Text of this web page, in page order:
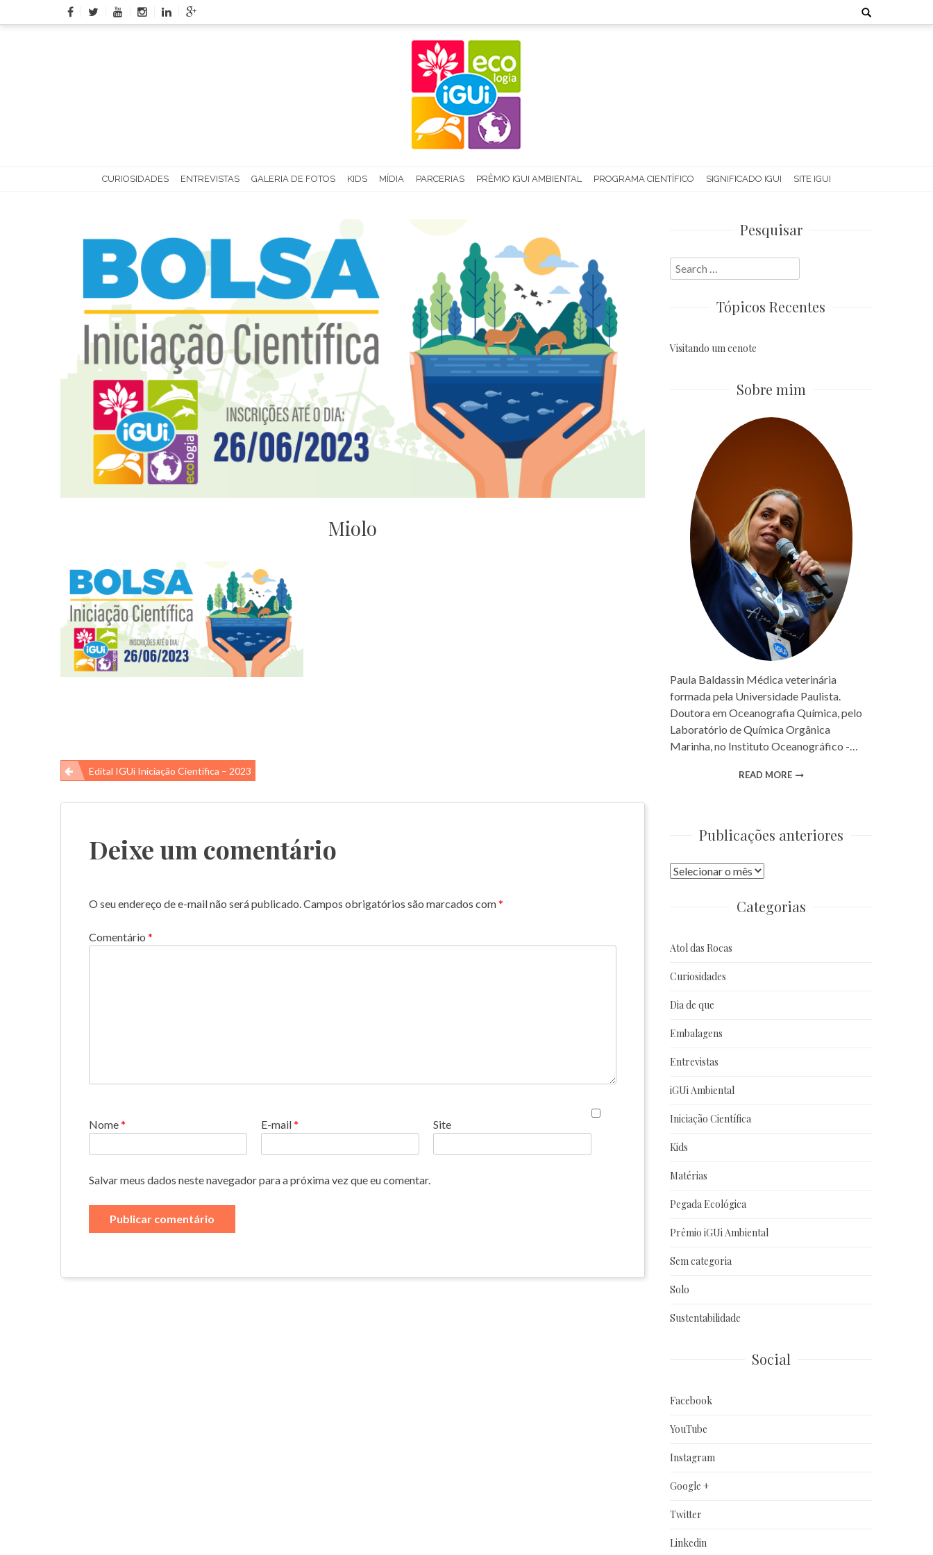
to
Search
for:
CURIOSIDADES ENTREVISTAS GALERIA DE FOTOS KIDS MÍDIA PARCERIAS PRÊMIO IGUI AMBIENTAL PROGRAMA CIENTÍFICO SIGNIFICADO IGUI SITE IGUI
Miolo
Navegação
de
Edital IGUi Iniciação Científica – 2023
Deixe um comentário
O seu endereço de e-mail não será publicado.Campos obrigatórios são marcados com*
Comentário *
Nome* E-mail* Site
Salvar meus dados neste navegador para a próxima vez que eu comentar.
Pesquisar
Search
for:
Tópicos Recentes
Visitando um cenote
Sobre mim
Paula Baldassin Médica veterinária
formada pela Universidade Paulista.
Doutora em Oceanografia Química, pelo
Laboratório de Química Orgânica
Marinha, no Instituto Oceanográfico -…
READ MORE
Publicações anteriores
Publicações
Categorias
Atol das Rocas
Curiosidades
Dia de que
Embalagens
Entrevistas
iGUi Ambiental
Iniciação Científica
Kids
Matérias
Pegada Ecológica
Prêmio iGUi Ambiental
Sem categoria
Solo
Sustentabilidade
Social
Facebook
YouTube
Instagram
Google +
Twitter
Linkedin